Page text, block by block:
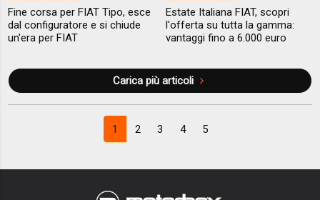
Fine corsa per FIAT Tipo, esce
dal configuratore e si chiude
un'era per FIAT
Estate Italiana FIAT, scopri
l'offerta su tutta la gamma:
vantaggi fino a 6.000 euro
Carica più articoli
1 2 3 4 5